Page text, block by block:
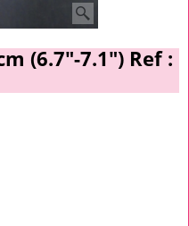
(6.7"-7.1") Ref :